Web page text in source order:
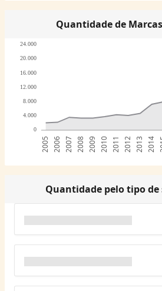
Quantidade de
0
4.000
8.000
12.000
16.000
20.000
24.000
2005 2006 2007 2008 2009 2010 2011 2012 2013 2014
Quantidade pelo tipo